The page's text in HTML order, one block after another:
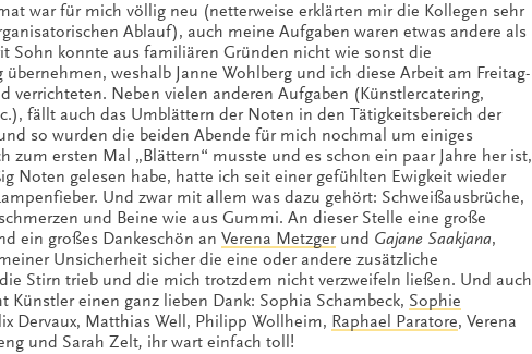
war für mich völlig neu (netterweise erklärten mir die Kollegen sehr
Ablauf), auch meine Aufgaben waren etwas andere als
Sohn konnte aus familiären Gründen nicht wie sonst die
übernehmen, weshalb Janne Wohlberg und ich diese Arbeit am Freitag-
verrichteten. Neben vielen anderen Aufgaben (Künstlercatering,
fällt auch das Umblättern der Noten in den Tätigkeitsbereich der
so wurden die beiden Abende für mich nochmal um einiges
zum ersten Mal „Blättern“ musste und es schon ein paar Jahre her ist,
Noten gelesen habe, hatte ich seit einer gefühlten Ewigkeit wieder
Und zwar mit allem was dazu gehört: Schweißausbrüche,
und Beine wie aus Gummi. An dieser Stelle eine große
ein großes Dankeschön an Verena Metzgerund Gajane Saakjana,
Unsicherheit sicher die eine oder andere zusätzliche
Stirn trieb und die mich trotzdem nicht verzweifeln ließen. Und auch
Künstler einen ganz lieben Dank: Sophia Schambeck, Sophie
Dervaux, Matthias Well, Philipp Wollheim, Raphael Paratore, Verena
und Sarah Zelt, ihr wart einfach toll!